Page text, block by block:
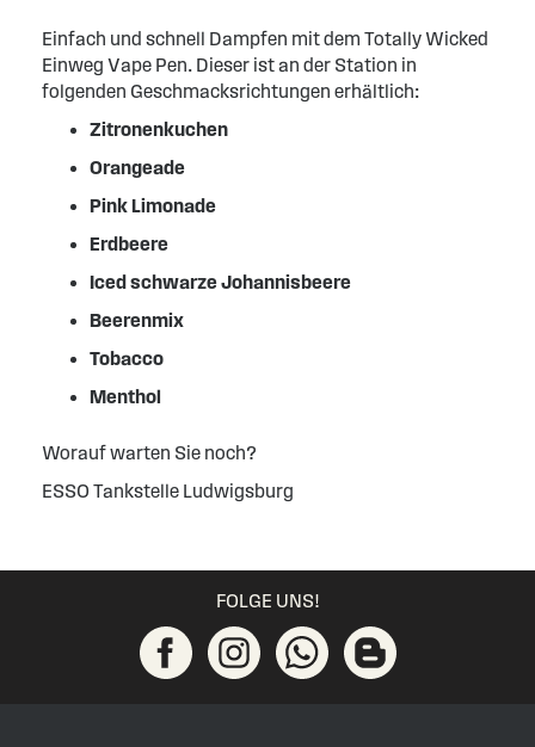
Einfach und schnell Dampfen mit dem Totally Wicked
Einweg Vape Pen. Dieser ist an der Station in
folgenden Geschmacksrichtungen erhältlich:
Zitronenkuchen
Orangeade
Pink Limonade
Erdbeere
Iced schwarze Johannisbeere
Beerenmix
Tobacco
Menthol
Worauf warten Sie noch?
ESSO Tankstelle Ludwigsburg
FOLGE UNS!